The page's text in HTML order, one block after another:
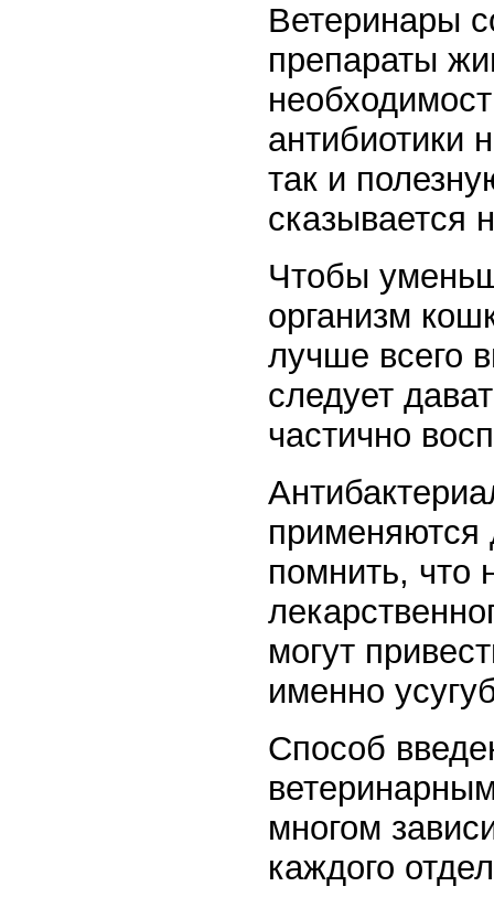
Ветеринары
препараты
антибиотики
так и
сказывается
Чтобы
организм
лучше всего
следует
частично
применяются
помнить, что
могут
именно
Способ
многом
каждого